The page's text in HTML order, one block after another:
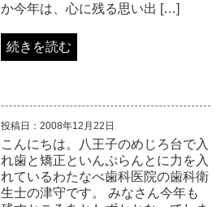
か今年は、心に残る思い出 […]
続きを読む
投稿日：2008年12月22日
こんにちは。八王子のめじろ台で入
れ歯と矯正といんぷらんとに力を入
れているわたなべ歯科医院の歯科衛
生士の津守です。 みなさん今年も